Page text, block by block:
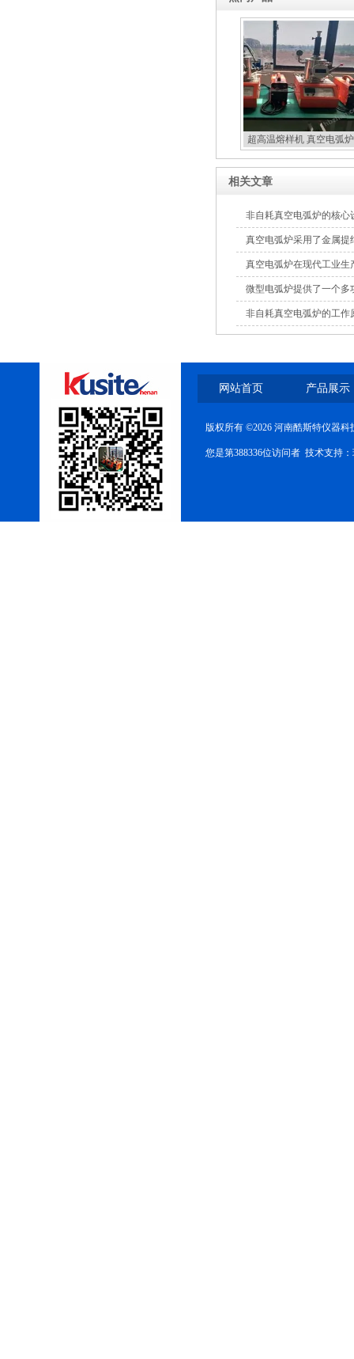
超高温熔样机 真空电弧
相关文章
非自耗真空电弧炉的核
真空电弧炉采用了金属提
真空电弧炉在现代工业
微型电弧炉提供了一个多
非自耗真空电弧炉的工
网站首页 产品展示
版权所有 ©2026 河南酷斯特仪器
您是第388336位访问者 技术支持：